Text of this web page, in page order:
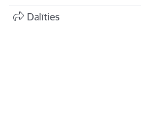
Dalīties